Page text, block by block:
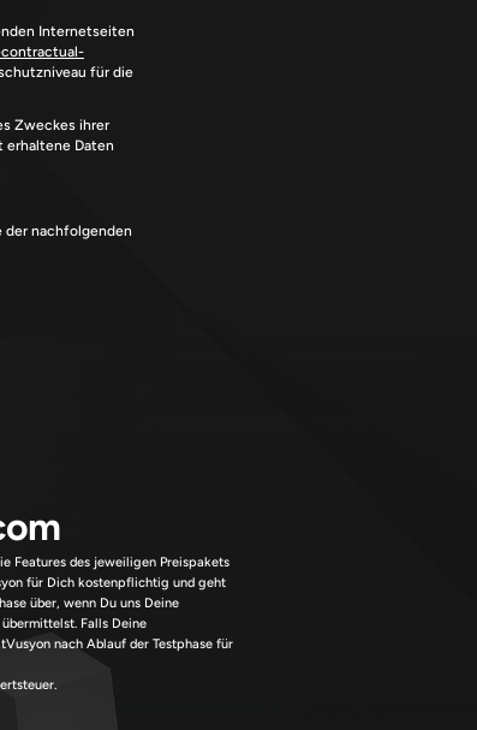
Internetseiten
für die
Zweckes ihrer
erhaltene Daten
der nachfolgenden
Features des jeweiligen Preispakets
für Dich kostenpflichtig und geht
über, wenn Du uns Deine
Falls Deine
nach Ablauf der Testphase für